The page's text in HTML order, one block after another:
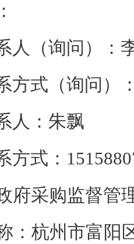
人（询问）：
方式（询问）
人： 朱飘
方式：
府采购监督管
杭州市富阳